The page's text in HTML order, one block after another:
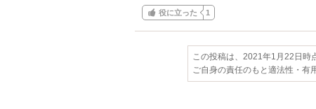
役に立った 1
この投稿は、2021年1月22日時
ご自身の責任のもと適法性・有